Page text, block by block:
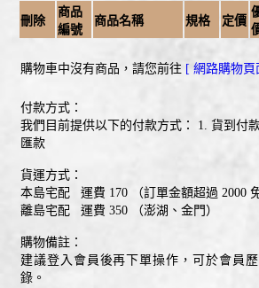
刪除
商品
編號
商品名稱 規格 定價
購物車中沒有商品，請您前往 [ 網路購物頁
付款方式：
我們目前提供以下的付款方式： 1. 貨到付
匯款
貨運方式：
本島宅配 運費 170 （訂單金額超過 2000
離島宅配 運費 350 （澎湖、金門）
購物備註：
建議登入會員後再下單操作，可於會員
錄。